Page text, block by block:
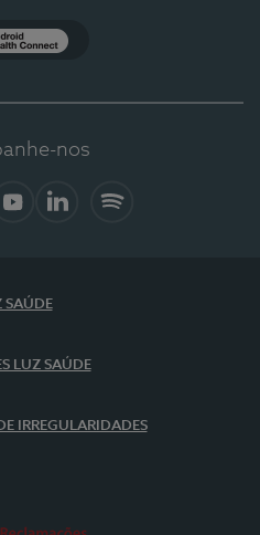
nos
SAÚDE
LUZ SAÚDE
IRREGULARIDADES